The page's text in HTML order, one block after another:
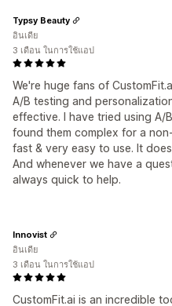
We're huge fans of
A/B testing and
effective. I have tried using A/
found them complex for a
fast & very easy to use. It
And whenever we have a
always quick to help.
Typsy Beauty
อินเดีย
3 เดือน ในการใช้แอป
CustomFit.ai is an incredible
Innovist
อินเดีย
3 เดือน ในการใช้แอป